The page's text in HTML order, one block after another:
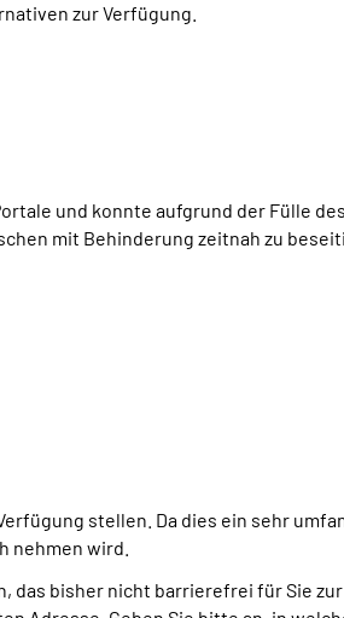
zur Verfügung.
und konnte aufgrund der Fülle
mit Behinderung zeitnah zu
stellen. Da dies ein sehr
nehmen wird.
das bisher nicht barrierefrei für Sie